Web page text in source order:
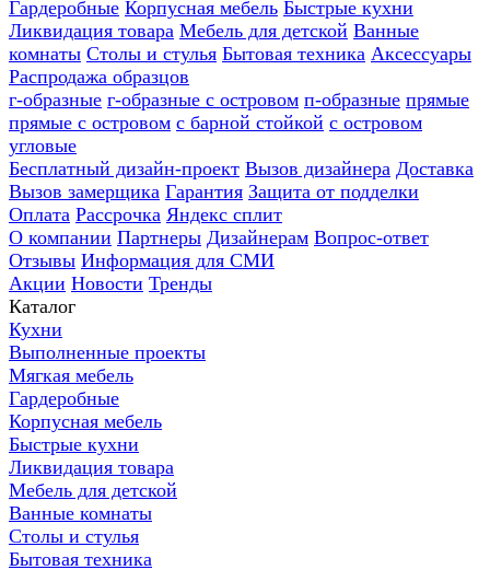
Гардеробные Корпусная мебель Быстрые кухни
Ликвидация товара Мебель для детской Ванные
комнаты Столы и стулья Бытовая техника Аксессуары
Распродажа образцов
г-образные г-образные с островом п-образные прямые
прямые с островом с барной стойкой с островом
угловые
Бесплатный дизайн-проект Вызов дизайнера Доставка
Вызов замерщика Гарантия Защита от подделки
Оплата Рассрочка Яндекс сплит
О компании Партнеры Дизайнерам Вопрос-ответ
Отзывы Информация для СМИ
Акции Новости Тренды
Каталог
Кухни
Выполненные проекты
Мягкая мебель
Гардеробные
Корпусная мебель
Быстрые кухни
Ликвидация товара
Мебель для детской
Ванные комнаты
Столы и стулья
Бытовая техника